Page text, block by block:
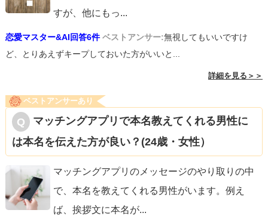
すが、他にもっ...
恋愛マスター&AI回答6件 ベストアンサー:無視してもいいですけ
ど、とりあえずキープしておいた方がいいと...
詳細を見る＞＞
ベストアンサーあり
マッチングアプリで本名教えてくれる男性に
は本名を伝えた方が良い？(24歳・女性）
マッチングアプリのメッセージのやり取りの中
で、本名を教えてくれる男性がいます。例え
ば、挨拶文に本名が...